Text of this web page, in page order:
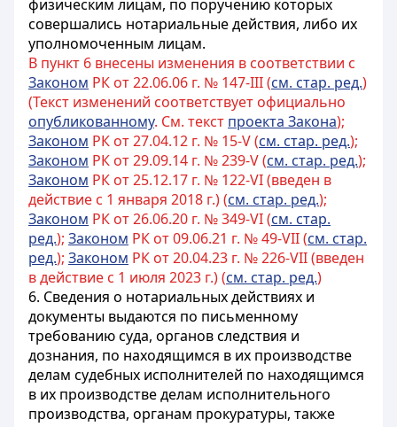
физическим лицам, по поручению которых
совершались нотариальные действия, либо их
уполномоченным лицам.
В пункт 6 внесены изменения в соответствии с
Законом РК от 22.06.06 г. № 147-III (см. стар. ред.)
(Текст изменений соответствует официально
опубликованному. См. текст проекта Закона);
Законом РК от 27.04.12 г. № 15-V (см. стар. ред.);
Законом РК от 29.09.14 г. № 239-V (см. стар. ред.);
Законом РК от 25.12.17 г. № 122-VI (введен в
действие с 1 января 2018 г.) (см. стар. ред.);
Законом РК от 26.06.20 г. № 349-VI (см. стар.
ред.); Законом РК от 09.06.21 г. № 49-VII (см. стар.
ред.); Законом РК от 20.04.23 г. № 226-VII (введен
в действие с 1 июля 2023 г.) (см. стар. ред.)
6. Сведения о нотариальных действиях и
документы выдаются по письменному
требованию суда, органов следствия и
дознания, по находящимся в их производстве
делам судебных исполнителей по находящимся
в их производстве делам исполнительного
производства, органам прокуратуры, также